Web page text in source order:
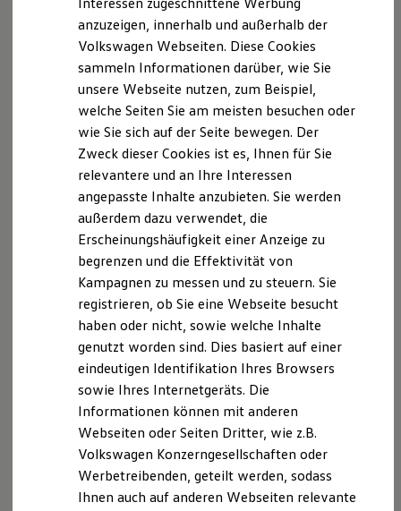
VW Connect für Ihren Amarok
VW Connect für andere Modelle
Connect Pro
Fleet Interface Data
Multistop Pathfinder
Übersicht Software Updates
Hilfreiches für Besitzer
Fahrerassistenz- und Sicherheitssysteme
Kontrollleuchten
Kurzfahrprofile und Ölverdünnung
XTL-Dieselkraftstoff
Ersatzteile und Betriebsflüssigkeiten
Original Zubehör und Lifestyle Produkte
myVolkswagen
myVolkswagen Business
Elektrisch & Autonom
Elektro - & Hybridfahrzeuge
Unser Ansatz
Klimafreundlicher Strom
Reichweite & Ladelösungen
Reichweitensimulator
Ladezeitensimulator
Ladelösungen für Privatkunden
Ladelösungen für Gewerbekunden
Wallbox und Ladekabel
Förderung & Kosten der Elektrofahrzeuge
Fördermöglichkeiten für Privatkunden
Fördermöglichkeiten für Gewerbekunden
www.vermittlerregister.info
Hinweis gemäß § 36
Verbraucherstreitbeilegungsgesetz (VSBG):DEr
Verkäufer/Auftragnehmer wird nicht an einem
Streitbeilegungsverfahren vor einer
Verbraucherschlichtungsstelle im Sinne des VSBG
teilnehmen und ist hierzu auch nicht verpflichtet.
Datenschutzerklärung
Datenschutz
Wir freuen uns über Ihren Besuch unserer Website
und über Ihr Interesse an unserem Unternehmen.
Hierbei achten wir Ihre Privatsphäre und
gewährleisten den Schutz Ihrer personenbezogenen
Daten, indem wir Ihre personenbezogenen Daten in
Übereinstimmung mit dem Inhalt dieser
Datenschutzbestimmungen sowie den anwendbaren
Datenschutzgesetzen verarbeiten. Sie können unsere
Website besuchen, ohne uns mitzuteilen, wer Sie
anzuzeigen, innerhalb und außerhalb der
Volkswagen Webseiten. Diese Cookies
sammeln Informationen darüber, wie Sie
unsere Webseite nutzen, zum Beispiel,
welche Seiten Sie am meisten besuchen oder
wie Sie sich auf der Seite bewegen. Der
Zweck dieser Cookies ist es, Ihnen für Sie
relevantere und an Ihre Interessen
angepasste Inhalte anzubieten. Sie werden
außerdem dazu verwendet, die
Erscheinungshäufigkeit einer Anzeige zu
begrenzen und die Effektivität von
Kampagnen zu messen und zu steuern. Sie
registrieren, ob Sie eine Webseite besucht
haben oder nicht, sowie welche Inhalte
genutzt worden sind. Dies basiert auf einer
eindeutigen Identifikation Ihres Browsers
sowie Ihres Internetgeräts. Die
Informationen können mit anderen
Webseiten oder Seiten Dritter, wie z.B.
Volkswagen Konzerngesellschaften oder
Werbetreibenden, geteilt werden, sodass
Ihnen auch auf anderen Webseiten relevante